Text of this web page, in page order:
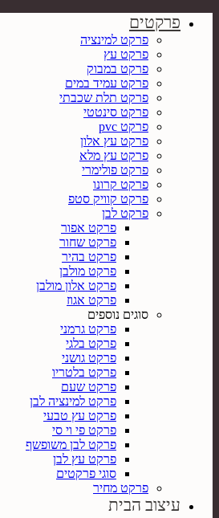
פרקטים
פרקט למינציה
פרקט עץ
פרקט במבוק
פרקט עמיד במים
פרקט תלת שכבתי
פרקט סינטטי
פרקט pvc
פרקט עץ אלון
פרקט עץ מלא
פרקט פולימרי
פרקט קרונו
פרקט קוויק סטפ
פרקט לבן
פרקט אפור
פרקט שחור
פרקט בהיר
פרקט מולבן
פרקט אלון מולבן
פרקט אגוז
סוגים נוספים
פרקט גרמני
פרקט בלגי
פרקט גושני
פרקט בלטריו
פרקט שעם
פרקט למינציה לבן
פרקט עץ טבעי
פרקט פי וי סי
פרקט לבן משופשף
פרקט עץ לבן
סוגי פרקטים
פרקט מחיר
עיצוב הבית